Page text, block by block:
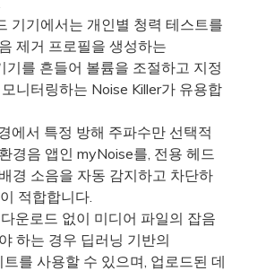
기에서는 개인별 청력 테스트를
제거 프로필을 생성하는
기를 흔들어 볼륨을 조절하고 지정
니터링하는 Noise Killer가 유용합
서 특정 방해 주파수만 선택적
경음 앱인 myNoise를, 전용 헤드
경 소음을 자동 감지하고 차단하
적합합니다.
운로드 없이 미디어 파일의 잡음
하는 경우 딥러닝 기반의
를 사용할 수 있으며, 업로드된 데